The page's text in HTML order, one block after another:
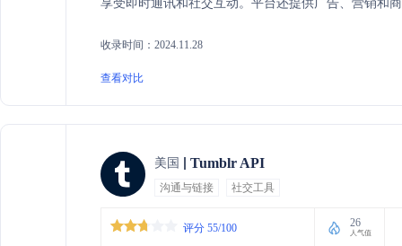
享受即时通讯和社交互动。平台还提供广告、营销和
收录时间：2024.11.28
查看对比
美国 Tumblr API
沟通与链接 社交工具
评分 55/100 26
人气值